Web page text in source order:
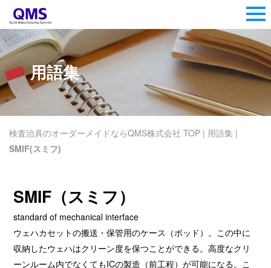
用語集
検査治具のオーダーメイドならQMS株式会社 TOP | 用語集 |
SMIF(スミフ)
SMIF（スミフ）
standard of mechanical interface
ウェハカセットの搬送・保管用のケース（ポッド）。この中に
収納したウェハはクリーン度を保つことができる。高度なクリ
ーンルーム内でなくてもICの製造（前工程）が可能になる。こ